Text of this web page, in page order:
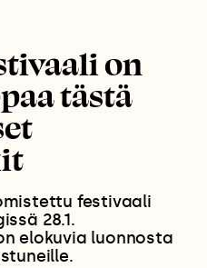
on
tästä
festivaali
28.1.
elokuvia luonnosta